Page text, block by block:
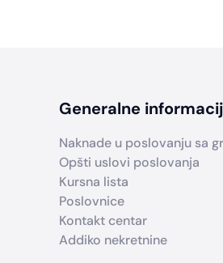
Generalne
Naknade u poslovanju sa
Opšti uslovi poslovanja
Kursna lista
Poslovnice
Kontakt centar
Addiko nekretnine